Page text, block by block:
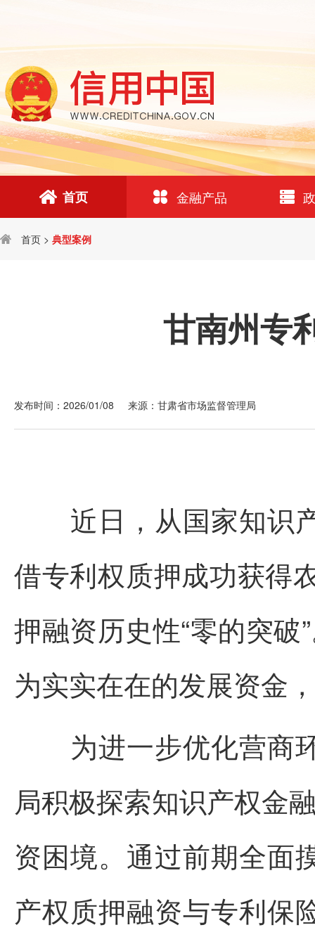
首页 金融产品
首页 > 典型案例
甘南州专
发布时间：2026/01/08 来源：甘肃省市场监督管理局
近日，从国家知识产
借专利权质押成功获得
押融资历史性“零的突破
为实实在在的发展资金
为进一步优化营商环
局积极探索知识产权金
资困境。通过前期全面
产权质押融资与专利保